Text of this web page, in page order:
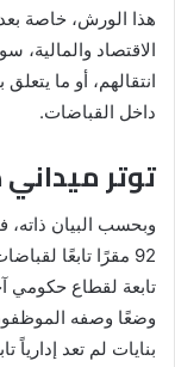
هذا الورش، خاصة بعد
الاقتصاد والمالية،
انتقالهم، أو ما
داخل القباضات.
توتر
وبحسب البيان
92 مقرًا تابعًا
تابعة لقطاع حكومي
وضعًا وصفه
بنايات لم تعد إدارياً